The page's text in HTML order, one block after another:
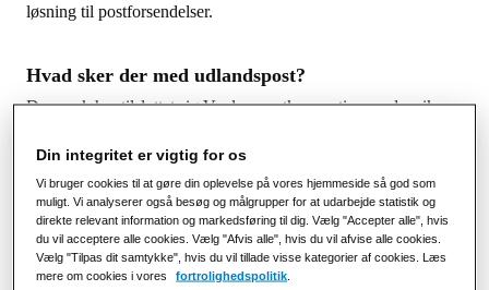
løsning til postforsendelser.
Hvad sker der med udlandspost?
Danmark har tilsluttet sig Verdenspostkonventionen, der sikrer,
regering er derfor forpligtet til at sikre, at post både kan sendes
til og fra Danmark. For at opretholde dette udbydes opgaven
blandt postvirksomhederne. Indtil årsskiftet varetages opgaven
af PostNord, men det er endnu ikke afgjort, hvem der derefter
overtager ansvaret.
Din integritet er vigtig for os
Vi bruger cookies til at gøre din oplevelse på vores hjemmeside så god som
muligt. Vi analyserer også besøg og målgrupper for at udarbejde statistik og
direkte relevant information og markedsføring til dig. Vælg "Accepter alle", hvis
du vil acceptere alle cookies. Vælg "Afvis alle", hvis du vil afvise alle cookies.
Vælg "Tilpas dit samtykke", hvis du vil tillade visse kategorier af cookies. Læs
mere om cookies i vores
fortrolighedspolitik